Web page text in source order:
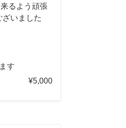
るよう頑張
いました
す
¥5,000